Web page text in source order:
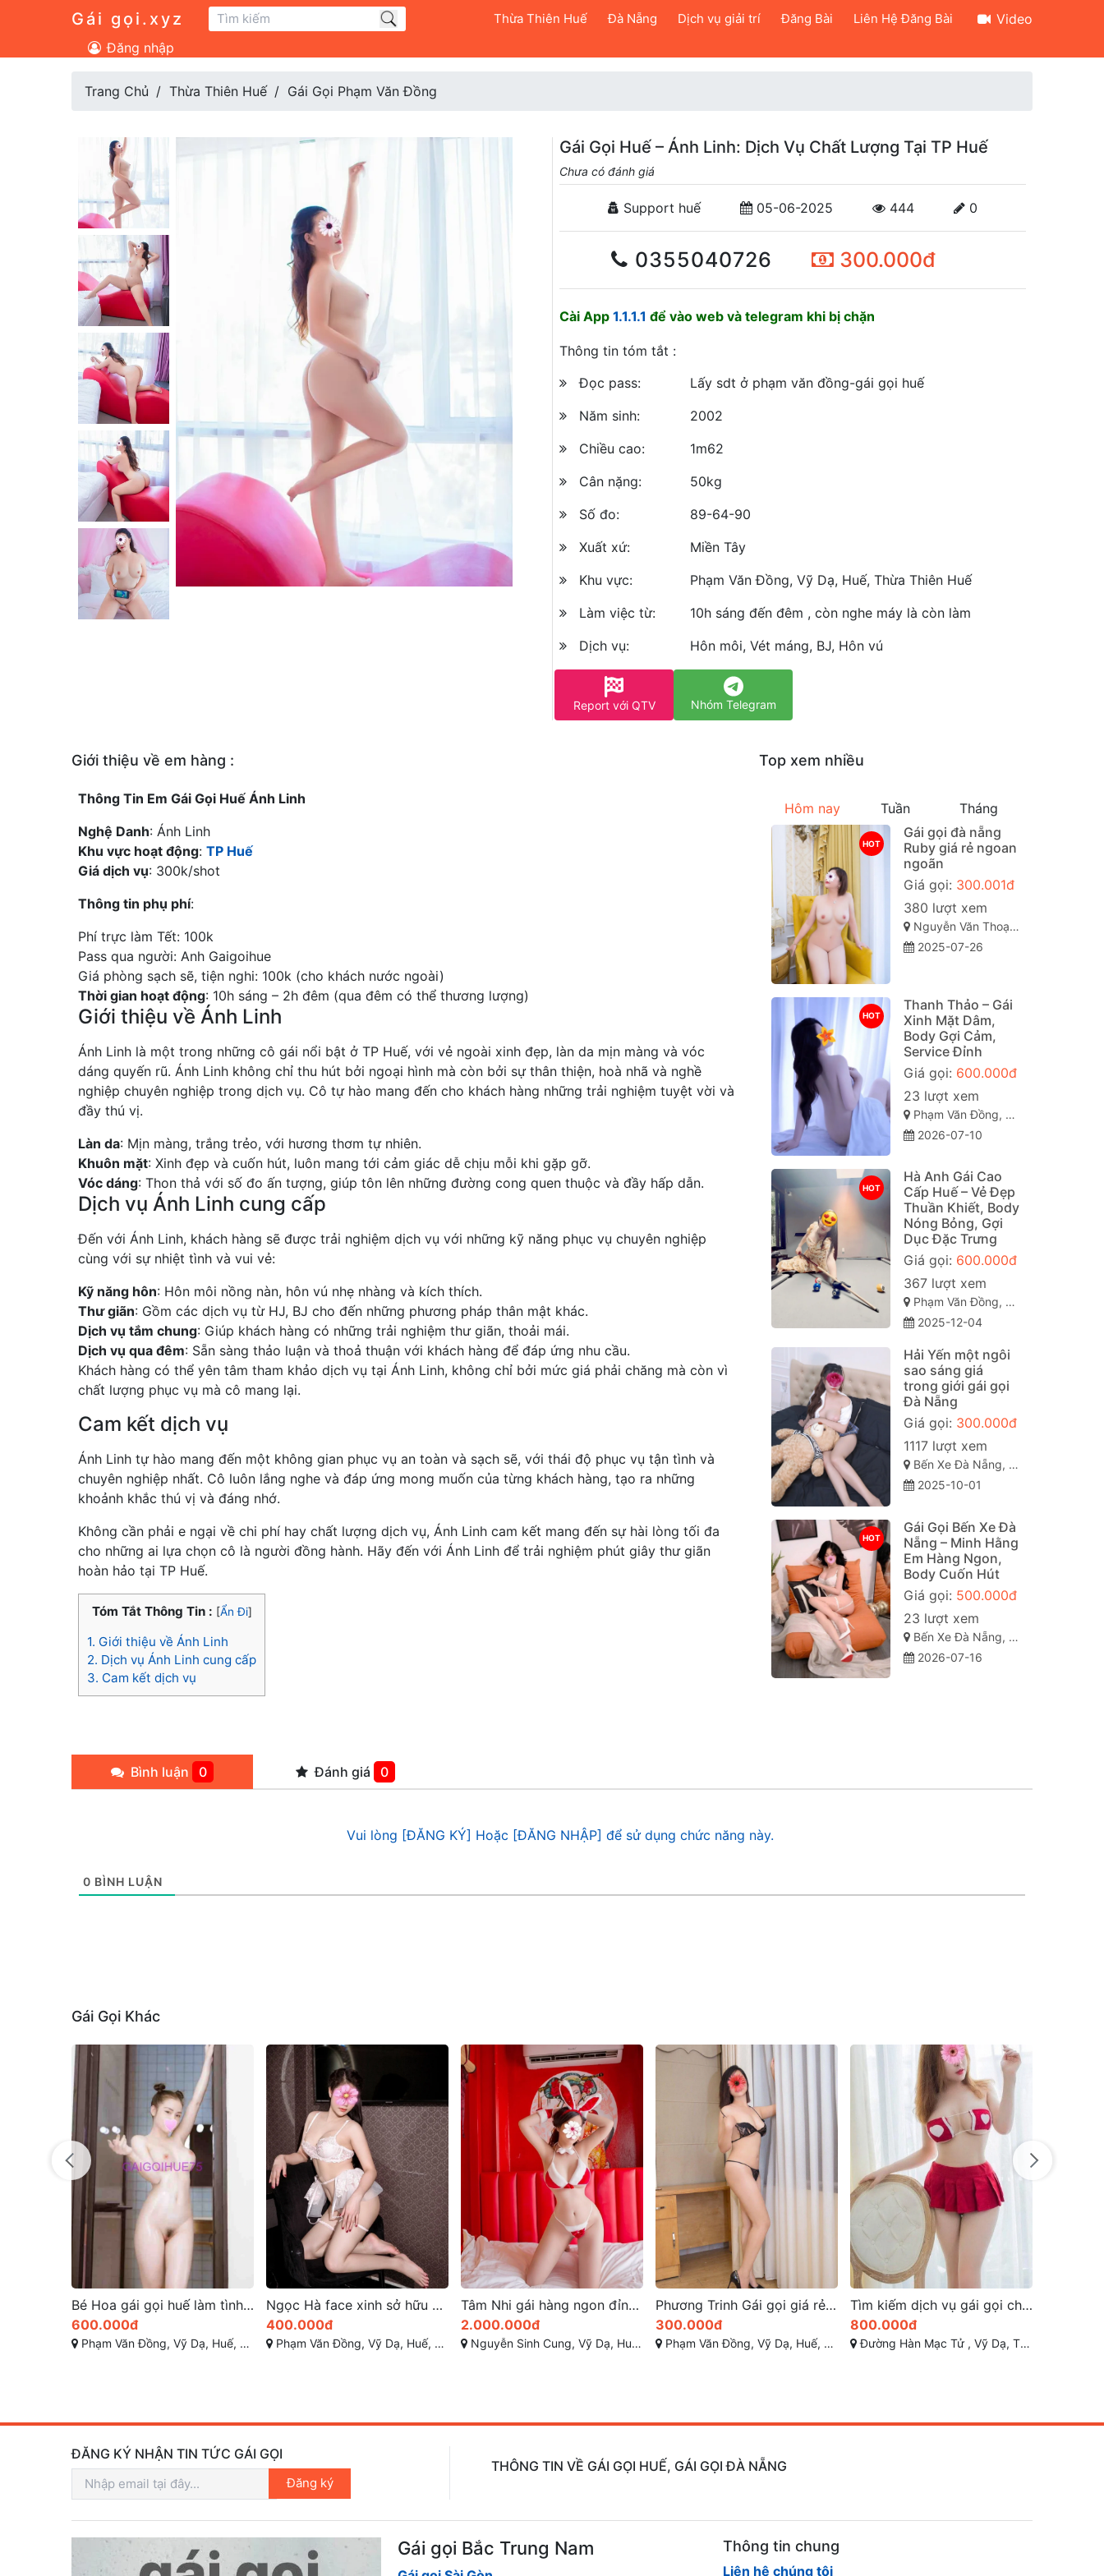
Gái gọi.xyz Thừa Thiên Huế Đà Nẵng Dịch vụ giải trí Đăng Bài Liên Hệ Đăng Bài
Video
Đăng nhập
Trang Chủ Thừa Thiên Huế Gái Gọi Phạm Văn Đồng
Gái Gọi Huế – Ánh Linh: Dịch Vụ Chất Lượng Tại TP Huế
Chưa có đánh giá
Support huế 05-06-2025 444 0
0355040726 300.000đ
Cài App 1.1.1.1 để vào web và telegram khi bị chặn
Thông tin tóm tắt :
Đọc pass:
Lấy sdt ở phạm văn đồng-gái gọi huế
Năm sinh:
2002
Chiều cao:
1m62
Cân nặng:
50kg
Số đo:
89-64-90
Xuất xứ:
Miền Tây
Khu vực:
Phạm Văn Đồng, Vỹ Dạ, Huế, Thừa Thiên Huế
Làm việc từ:
10h sáng đến đêm , còn nghe máy là còn làm
Dịch vụ:
Hôn môi, Vét máng, BJ, Hôn vú
Report với QTV Nhóm Telegram
Giới thiệu về em hàng :
Thông Tin Em Gái Gọi Huế Ánh Linh
Nghệ Danh: Ánh Linh
Khu vực hoạt động: TP Huế
Giá dịch vụ: 300k/shot
Thông tin phụ phí:
Phí trực làm Tết: 100k
Pass qua người: Anh Gaigoihue
Giá phòng sạch sẽ, tiện nghi: 100k (cho khách nước ngoài)
Thời gian hoạt động: 10h sáng – 2h đêm (qua đêm có thể thương lượng)
Giới thiệu về Ánh Linh
Ánh Linh là một trong những cô gái nổi bật ở TP Huế, với vẻ ngoài xinh đẹp, làn da mịn màng và vóc
dáng quyến rũ. Ánh Linh không chỉ thu hút bởi ngoại hình mà còn bởi sự thân thiện, hoà nhã và nghề
nghiệp chuyên nghiệp trong dịch vụ. Cô tự hào mang đến cho khách hàng những trải nghiệm tuyệt vời và
đầy thú vị.
Làn da: Mịn màng, trắng trẻo, với hương thơm tự nhiên.
Khuôn mặt: Xinh đẹp và cuốn hút, luôn mang tới cảm giác dễ chịu mỗi khi gặp gỡ.
Vóc dáng: Thon thả với số đo ấn tượng, giúp tôn lên những đường cong quen thuộc và đầy hấp dẫn.
Dịch vụ Ánh Linh cung cấp
Đến với Ánh Linh, khách hàng sẽ được trải nghiệm dịch vụ với những kỹ năng phục vụ chuyên nghiệp
cùng với sự nhiệt tình và vui vẻ:
Kỹ năng hôn: Hôn môi nồng nàn, hôn vú nhẹ nhàng và kích thích.
Thư giãn: Gồm các dịch vụ từ HJ, BJ cho đến những phương pháp thân mật khác.
Dịch vụ tắm chung: Giúp khách hàng có những trải nghiệm thư giãn, thoải mái.
Dịch vụ qua đêm: Sẵn sàng thảo luận và thoả thuận với khách hàng để đáp ứng nhu cầu.
Khách hàng có thể yên tâm tham khảo dịch vụ tại Ánh Linh, không chỉ bởi mức giá phải chăng mà còn vì
chất lượng phục vụ mà cô mang lại.
Cam kết dịch vụ
Ánh Linh tự hào mang đến một không gian phục vụ an toàn và sạch sẽ, với thái độ phục vụ tận tình và
chuyên nghiệp nhất. Cô luôn lắng nghe và đáp ứng mong muốn của từng khách hàng, tạo ra những
khoảnh khắc thú vị và đáng nhớ.
Không cần phải e ngại về chi phí hay chất lượng dịch vụ, Ánh Linh cam kết mang đến sự hài lòng tối đa
cho những ai lựa chọn cô là người đồng hành. Hãy đến với Ánh Linh để trải nghiệm phút giây thư giãn
hoàn hảo tại TP Huế.
Tóm Tắt Thông Tin : [Ẩn Đi]
1. Giới thiệu về Ánh Linh
2. Dịch vụ Ánh Linh cung cấp
3. Cam kết dịch vụ
Top xem nhiều
Hôm nay Tuần Tháng
HOT
Gái gọi đà nẵng
Ruby giá rẻ ngoan
ngoãn
Giá gọi: 300.001đ
380 lượt xem
Nguyễn Văn Thoại, Mỹ An, Ngũ Hành Sơn, Đà Nẵng
2025-07-26
HOT
Thanh Thảo – Gái
Xinh Mặt Dâm,
Body Gợi Cảm,
Service Đỉnh
Giá gọi: 600.000đ
23 lượt xem
Phạm Văn Đồng, Vỹ Dạ, Huế, Thừa Thiên Huế
2026-07-10
HOT
Hà Anh Gái Cao
Cấp Huế – Vẻ Đẹp
Thuần Khiết, Body
Nóng Bỏng, Gợi
Dục Đặc Trưng
Giá gọi: 600.000đ
367 lượt xem
Phạm Văn Đồng, Vỹ Dạ, Huế, Thừa Thiên Huế
2025-12-04
Hải Yến một ngôi
sao sáng giá
trong giới gái gọi
Đà Nẵng
Giá gọi: 300.000đ
1117 lượt xem
Bến Xe Đà Nẵng, Liên Chiểu, TP Đà Nẵng
2025-10-01
HOT
Gái Gọi Bến Xe Đà
Nẵng – Minh Hằng
Em Hàng Ngon,
Body Cuốn Hút
Giá gọi: 500.000đ
23 lượt xem
Bến Xe Đà Nẵng, Liên Chiểu, TP Đà Nẵng
2026-07-16
Bình luận 0 Đánh giá 0
Vui lòng [ĐĂNG KÝ] Hoặc [ĐĂNG NHẬP] để sử dụng chức năng này.
0 BÌNH LUẬN
Gái Gọi Khác
Ngọc Hà face xinh sở hữu ngoại hình đáng yêu
400.000đ
Phạm Văn Đồng, Vỹ Dạ, Huế, Thừa Thiên Huế
Tâm Nhi gái hàng ngon đỉnh cao chiều chuộng
2.000.000đ
Nguyễn Sinh Cung, Vỹ Dạ, Huế, Thừa Thiên Huế
Phương Trinh Gái gọi giá rẻ 300k
300.000đ
Phạm Văn Đồng, Vỹ Dạ, Huế, Thừa Thiên Huế
Tìm kiếm dịch vụ gái gọi chất lượng tại tp Huế
800.000đ
Đường Hàn Mạc Tử , Vỹ Dạ, TP Huế
Quỳnh nhi gái huế xinh đẹp quyến rũ từng đường nét body
400đ
Nguyễn Sinh Cung, Vỹ Dạ, Huế, Thừa Thiên Huế
ĐĂNG KÝ NHẬN TIN TỨC GÁI GỌI
Đăng ký
THÔNG TIN VỀ GÁI GỌI HUẾ, GÁI GỌI ĐÀ NẴNG
Gái gọi Bắc Trung Nam Thông tin chung
Liên hệ chúng tôi